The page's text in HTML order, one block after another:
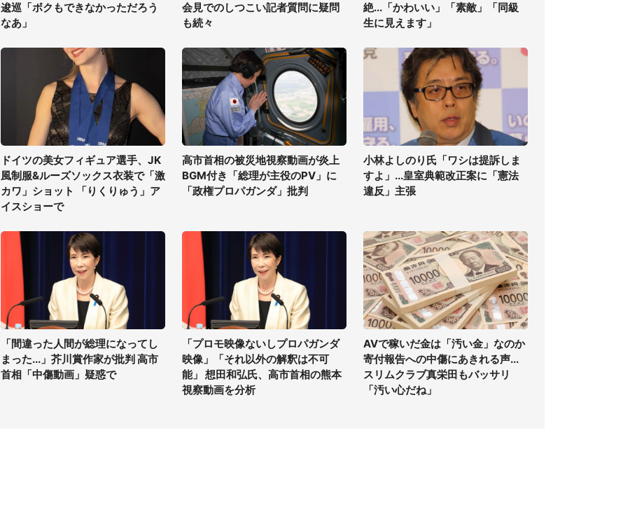
逡巡「ボクもできなかっただろう
なあ」
会見でのしつこい記者質問に疑問
も続々
絶...「かわいい」「素敵」「同級
生に見えます」
ドイツの美女フィギュア選手、JK
風制服&ルーズソックス衣装で「激
カワ」ショット 「りくりゅう」ア
イスショーで
高市首相の被災地視察動画が炎上
BGM付き「総理が主役のPV」に
「政権プロパガンダ」批判
小林よしのり氏「ワシは提訴しま
すよ」...皇室典範改正案に「憲法
違反」主張
「間違った人間が総理になってし
まった...」芥川賞作家が批判 高市
首相「中傷動画」疑惑で
「プロモ映像ないしプロパガンダ
映像」「それ以外の解釈は不可
能」 想田和弘氏、高市首相の熊本
視察動画を分析
AVで稼いだ金は「汚い金」なのか
寄付報告への中傷にあきれる声...
スリムクラブ真栄田もバッサリ
「汚い心だね」